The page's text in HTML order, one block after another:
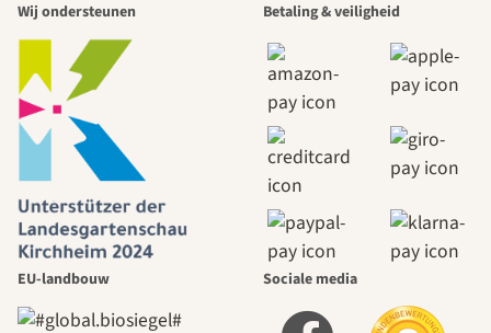
Wij ondersteunen Betaling & veiligheid
EU-landbouw Sociale media